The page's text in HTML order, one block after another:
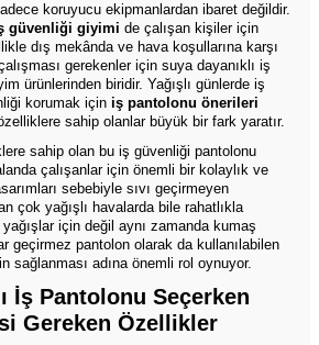
koruyucu ekipmanlardan ibaret değildir.
güvenliği giyimi de çalışan kişiler için
dış mekânda ve hava koşullarına karşı
gerekenler için suya dayanıklı iş
ürünlerinden biridir. Yağışlı günlerde iş
korumak için iş pantolonu önerileri
sahip olanlar büyük bir fark yaratır.
sahip olan bu iş güvenliği pantolonu
çalışanlar için önemli bir kolaylık ve
sebebiyle sıvı geçirmeyen
çok yağışlı havalarda bile rahatlıkla
için değil aynı zamanda kumaş
geçirmez pantolon olarak da kullanılabilen
sağlanması adına önemli rol oynuyor.
İş Pantolonu Seçerken
Gereken Özellikler